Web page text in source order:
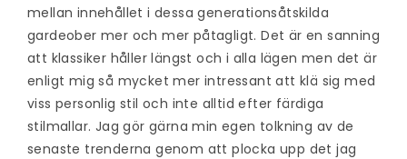
mellan innehållet i dessa generationsåtskilda
gardeober mer och mer påtagligt. Det är en sanning
att klassiker håller längst och i alla lägen men det är
enligt mig så mycket mer intressant att klä sig med
viss personlig stil och inte alltid efter färdiga
stilmallar. Jag gör gärna min egen tolkning av de
senaste trenderna genom att plocka upp det jag